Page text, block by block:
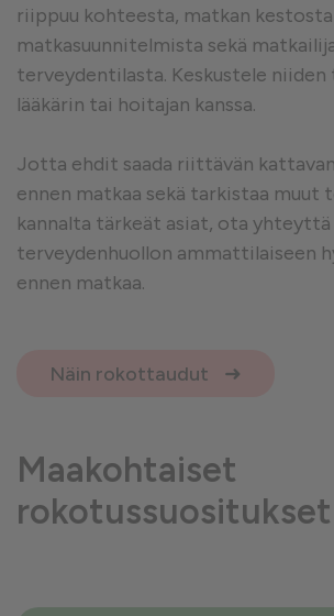
riippuu kohteesta, matkan kestosta
matkasuunnitelmista sekä
terveydentilasta. Keskustele niiden
lääkärin tai hoitajan kanssa.
Jotta ehdit saada riittävän
ennen matkaa sekä tarkistaa muut
kannalta tärkeät asiat, ota yhteyttä
terveydenhuollon ammattilaiseen
ennen matkaa.
Näin rokottaudut
Maakohtaiset
rokotussuositukset